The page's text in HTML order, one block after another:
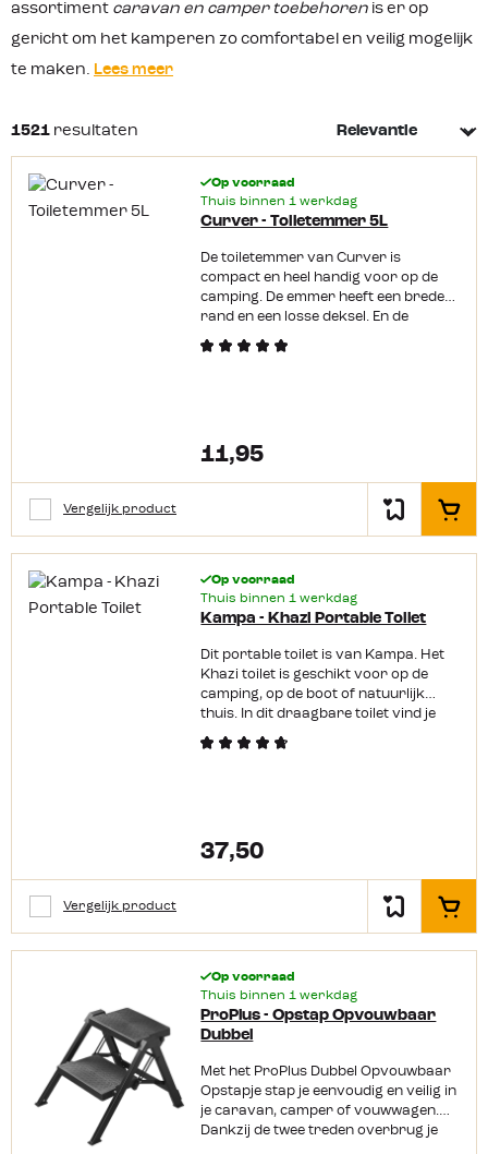
assortiment caravan en camper toebehoren is er op
gericht om het kamperen zo comfortabel en veilig mogelijk
te maken. Lees meer
1521 resultaten
Op voorraad
Thuis binnen 1 werkdag
Curver - Toiletemmer 5L
De toiletemmer van Curver is
compact en heel handig voor op de
camping. De emmer heeft een brede
rand en een losse deksel. En de
handige beugel zorgt ervoor dat je de
emmer makkelijk kunt dragen en
11,95
Vergelijk product In het
Op voorraad
Thuis binnen 1 werkdag
Kampa - Khazi Portable Toilet
Dit portable toilet is van Kampa. Het
Khazi toilet is geschikt voor op de
camping, op de boot of natuurlijk
thuis. In dit draagbare toilet vind je
een afvalemmer die makkelijk te
verwijderen is en die je af kan sluiten
eens geleverd met een handige
Afvalcontainer is makkelijk schoon te
maken Bij geen gebruik compact op te
bergen Inclusief toiletrolhouder Kan
een gewicht dragen tot 150 kg Meest
gestelde vragen: Waarvoor is het
bijgeleverde losse kapje? Dit kapje
kan je in de voorzijde van het toilet
emmer. Het kapje zorgt op die manier
voor extra stevigheid van het toilet.
Waar kan ik de Kampa Khazi legen?
Wanneer je een volledig biologisch
37,50
Vergelijk product In het
Op voorraad
Thuis binnen 1 werkdag
ProPlus - Opstap Opvouwbaar
Dubbel
Met het ProPlus Dubbel Opvouwbaar
Opstapje stap je eenvoudig en veilig in
je caravan, camper of vouwwagen.
Dankzij de twee treden overbrug je